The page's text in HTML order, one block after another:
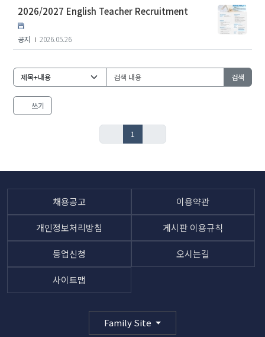
2026/2027 English Teacher Recruitment
공지 2026.05.26
검색
쓰기
1
채용공고 이용약관
개인정보처리방침 게시판 이용규칙
등업신청 오시는길
사이트맵
Family Site